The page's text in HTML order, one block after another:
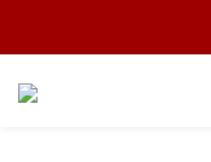
Free
Free